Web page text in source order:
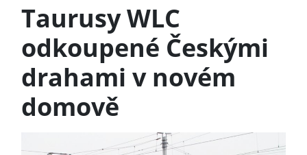
Taurusy WLC
odkoupené Českými
drahami v novém
domově